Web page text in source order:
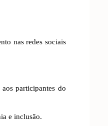
nas redes sociais
participantes do
e inclusão.